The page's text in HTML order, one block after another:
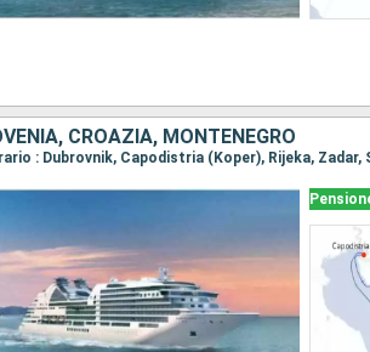
CROAZIA, MONTENEGRO
: Dubrovnik, Capodistria (Koper), Rijeka,